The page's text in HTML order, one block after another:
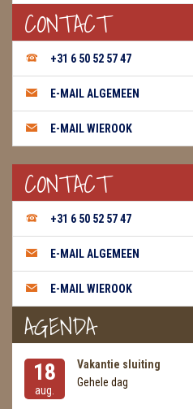
VLINDERS
WIEROOK, OLIE & TOEBEHOREN
ZAKJES WATER ELIXERS
CONTACT
+31 6 50 52 57 47
E-MAIL ALGEMEEN
E-MAIL WIEROOK
CONTACT
+31 6 50 52 57 47
E-MAIL ALGEMEEN
E-MAIL WIEROOK
AGENDA
18
aug.
Vakantie sluiting
Gehele dag